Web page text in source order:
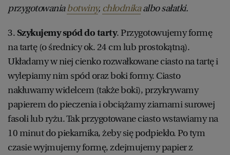
przygotowaniabotwiny, chłodnikaalbo sałatki.
3.Szykujemy spód do tarty. Przygotowujemy formę
na tartę (o średnicy ok. 24 cm lub prostokątną).
Układamy w niej cienko rozwałkowane ciasto na tartę i
wylepiamy nim spód oraz boki formy. Ciasto
nakłuwamy widelcem (także boki), przykrywamy
papierem do pieczenia i obciążamy ziarnami surowej
fasoli lub ryżu. Tak przygotowane ciasto wstawiamy na
10 minut do piekarnika, żeby się podpiekło. Po tym
czasie wyjmujemy formę, zdejmujemy papier z